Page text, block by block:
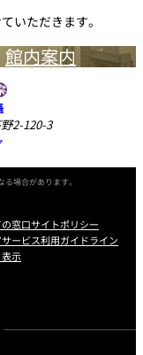
いただきます。
館内案内
2-120-3
場合があります。
窓口サイトポリシー
ービス利用ガイドライン
示